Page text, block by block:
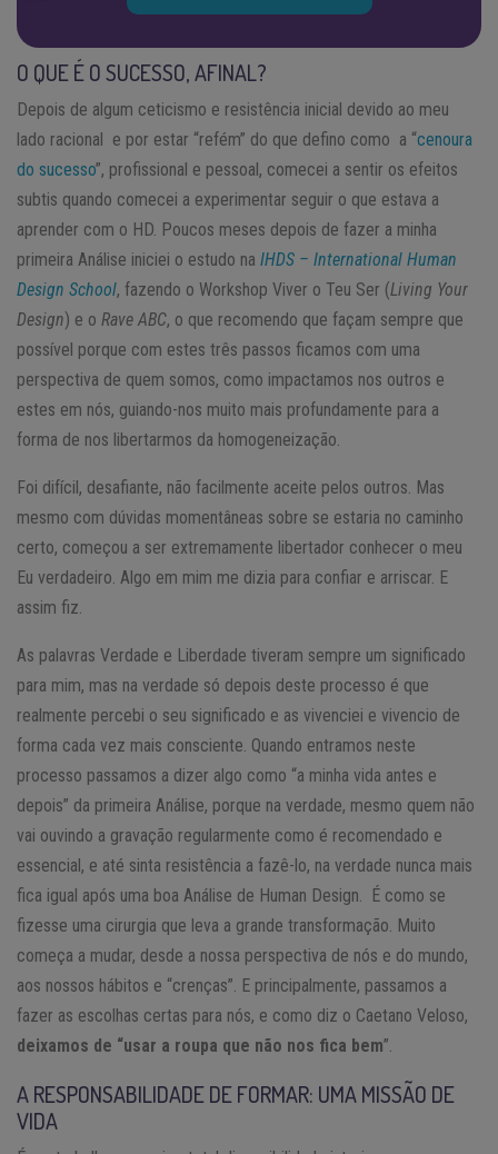
O QUE É O SUCESSO, AFINAL?
Depois de algum ceticismo e resistência inicial devido ao meu
lado racional e por estar “refém” do que defino como a “cenoura
do sucesso”, profissional e pessoal, comecei a sentir os efeitos
subtis quando comecei a experimentar seguir o que estava a
aprender com o HD. Poucos meses depois de fazer a minha
primeira Análise iniciei o estudo na IHDS – International Human
Design School, fazendo o Workshop Viver o Teu Ser (Living Your
Design) e o Rave ABC, o que recomendo que façam sempre que
possível porque com estes três passos ficamos com uma
perspectiva de quem somos, como impactamos nos outros e
estes em nós, guiando-nos muito mais profundamente para a
forma de nos libertarmos da homogeneização.
Foi difícil, desafiante, não facilmente aceite pelos outros. Mas
mesmo com dúvidas momentâneas sobre se estaria no caminho
certo, começou a ser extremamente libertador conhecer o meu
Eu verdadeiro. Algo em mim me dizia para confiar e arriscar. E
assim fiz.
As palavras Verdade e Liberdade tiveram sempre um significado
para mim, mas na verdade só depois deste processo é que
realmente percebi o seu significado e as vivenciei e vivencio de
forma cada vez mais consciente. Quando entramos neste
processo passamos a dizer algo como “a minha vida antes e
depois” da primeira Análise, porque na verdade, mesmo quem não
vai ouvindo a gravação regularmente como é recomendado e
essencial, e até sinta resistência a fazê-lo, na verdade nunca mais
fica igual após uma boa Análise de Human Design. É como se
fizesse uma cirurgia que leva a grande transformação. Muito
começa a mudar, desde a nossa perspectiva de nós e do mundo,
aos nossos hábitos e “crenças”. E principalmente, passamos a
fazer as escolhas certas para nós, e como diz o Caetano Veloso,
deixamos de “usar a roupa que não nos fica bem”.
A RESPONSABILIDADE DE FORMAR: UMA MISSÃO DE
VIDA